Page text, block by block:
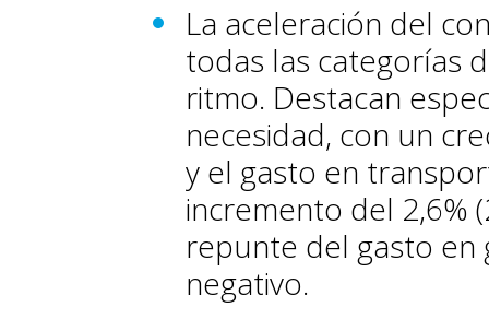
La aceleración del
todas las categorías
ritmo. Destacan
necesidad, con un
y el gasto en
incremento del 2,6%
repunte del gasto en
negativo.